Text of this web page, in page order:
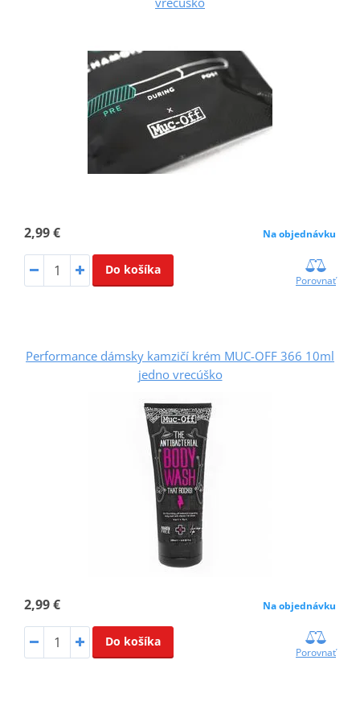
2,99 € Na objednávku
Do košíka
Porovnať
Performance dámsky kamzičí krém MUC-OFF 366 10ml
jedno vrecúško
2,99 € Na objednávku
Do košíka
Porovnať